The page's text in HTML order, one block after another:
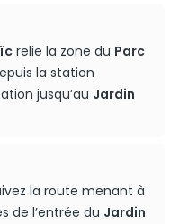
relie la zone du Parc
la station
jusqu’au Jardin
la route menant à
de l’entrée du Jardin